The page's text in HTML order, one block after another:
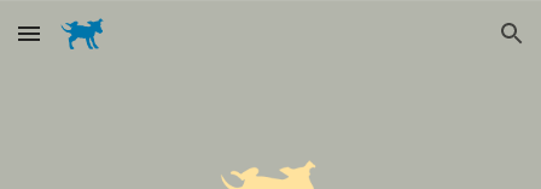
Skip to main content Skip to navigation